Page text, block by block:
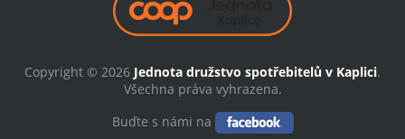
Copyright © 2026 Jednota družstvo spotřebitelů v Kaplici.
Všechna práva vyhrazena.
Buďte s námi na